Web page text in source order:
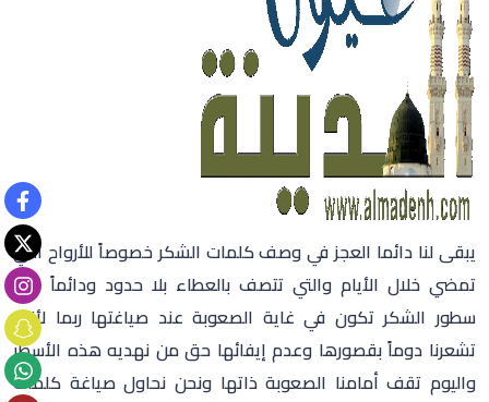
يبقى لنا دائما العجز في وصف كلمات الشكر خصوصاً للأرواح التي
تمضي خلال الأيام والتي تتصف بالعطاء بلا حدود ودائماً هي
سطور الشكر تكون في غاية الصعوبة عند صياغتها ربما لأنها
تشعرنا دوماً بقصورها وعدم إيفائها حق من نهديه هذه الأسطر
واليوم تقف أمامنا الصعوبة ذاتها ونحن نحاول صياغة كلمات